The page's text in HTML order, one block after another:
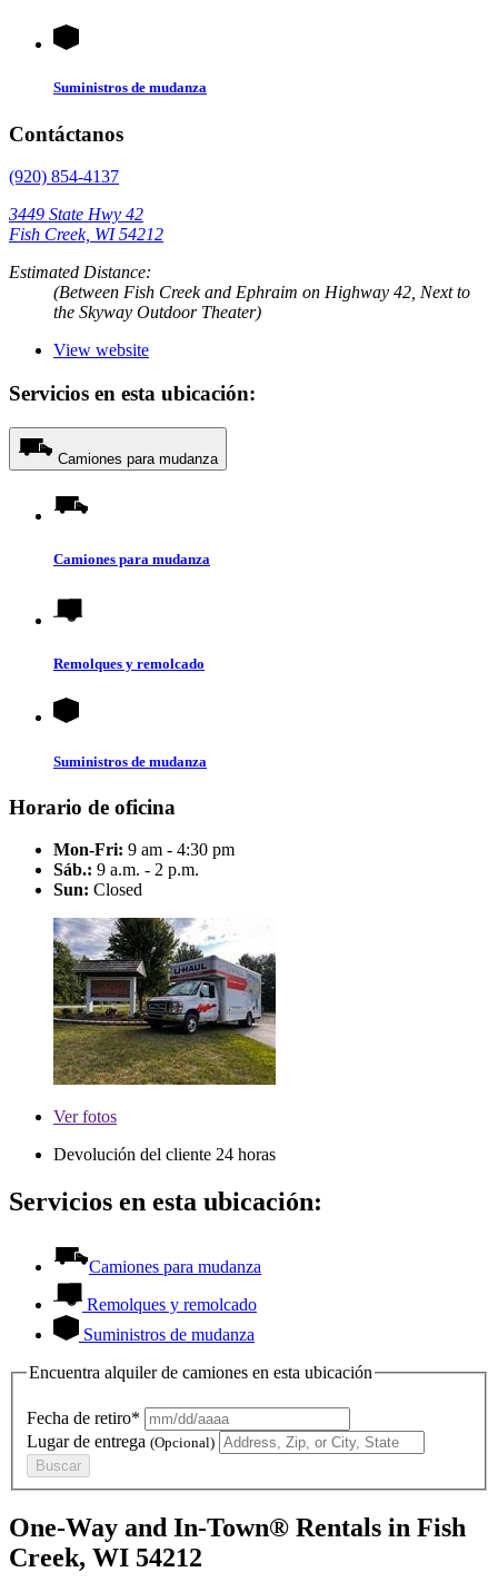
Suministros de mudanza
Contáctanos
(920) 854-4137
3449 State Hwy 42
Fish Creek, WI 54212
Estimated Distance:
(Between Fish Creek and Ephraim on Highway 42, Next to
the Skyway Outdoor Theater)
View website
Servicios en esta ubicación:
Camiones para mudanza
Camiones para mudanza
Remolques y remolcado
Suministros de mudanza
Horario de oficina
Mon-Fri: 9 am - 4:30 pm
Sáb.: 9 a.m. - 2 p.m.
Sun: Closed
Verfotos
Devolución del cliente 24 horas
Servicios en esta ubicación:
Camiones para mudanza
Remolques y remolcado
Suministros de mudanza
Encuentra alquiler de camiones en esta ubicación
Fecha de retiro*
Lugar de entrega (Opcional)
Buscar
One-Way and In-Town® Rentals in Fish
Creek, WI 54212